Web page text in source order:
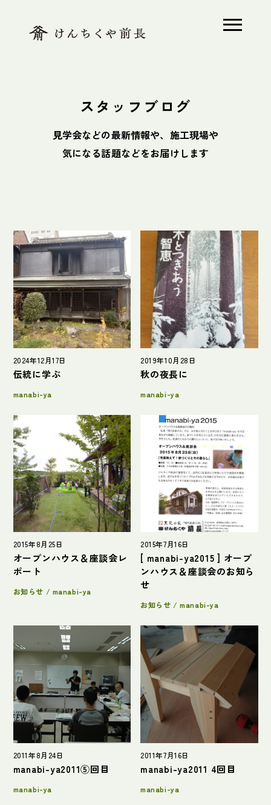
素足の家とは
施工事例
ブログ
会社概要
スタッフブログ
見学会などの最新情報や、施工現場や
気になる話題などをお届けします
2024年12月17日
伝統に学ぶ
manabi-ya
2019年10月28日
秋の夜長に
manabi-ya
2015年8月25日
オープンハウス＆座談会レ
ポート
お知らせ / manabi-ya
2015年7月16日
[ manabi-ya2015 ] オープ
ンハウス＆座談会のお知ら
せ
お知らせ / manabi-ya
2011年8月24日
manabi-ya2011⑤回目
manabi-ya
2011年7月16日
manabi-ya2011 4回目
manabi-ya